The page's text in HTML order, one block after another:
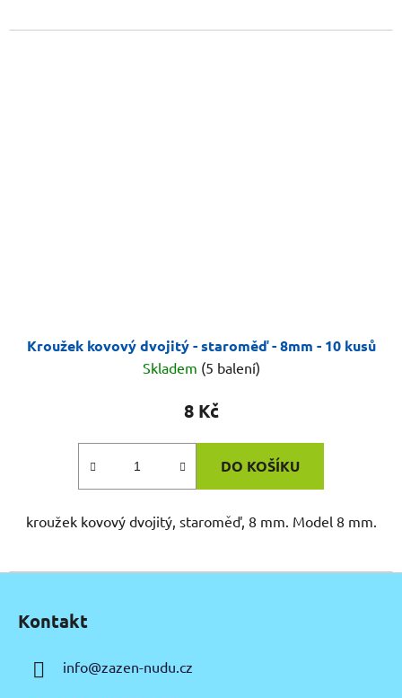
Kroužek kovový dvojitý - staroměď - 8mm - 10 kusů
Skladem (5 balení)
8 Kč
DO KOŠÍKU
kroužek kovový dvojitý, staroměď, 8 mm. Model 8 mm.
Kontakt
info@zazen-nudu.cz